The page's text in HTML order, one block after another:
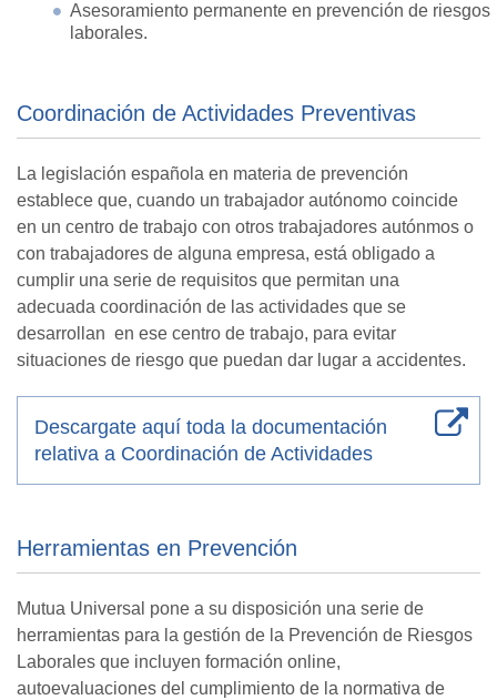
Asesoramiento permanente en prevención de riesgos
laborales.
Coordinación de Actividades Preventivas
La legislación española en materia de prevención
establece que, cuando un trabajador autónomo coincide
en un centro de trabajo con otros trabajadores autónmos o
con trabajadores de alguna empresa, está obligado a
cumplir una serie de requisitos que permitan una
adecuada coordinación de las actividades que se
desarrollan en ese centro de trabajo, para evitar
situaciones de riesgo que puedan dar lugar a accidentes.
Descargate aquí toda la documentación
relativa a Coordinación de Actividades
Herramientas en Prevención
Mutua Universal pone a su disposición una serie de
herramientas para la gestión de la Prevención de Riesgos
Laborales que incluyen formación online,
autoevaluaciones del cumplimiento de la normativa de